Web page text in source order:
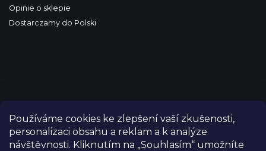
Používáme cookies ke zlepšení vaší zkušenosti,
personalizaci obsahu a reklam a k analýze
návštěvnosti. Kliknutím na „Souhlasím“ umožníte
Opinie o sklepie
Dostarczamy do Polski